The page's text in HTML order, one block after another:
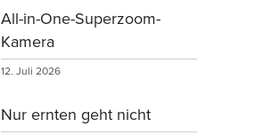
All-in-One-Superzoom-
Kamera
12. Juli 2026
Nur ernten geht nicht